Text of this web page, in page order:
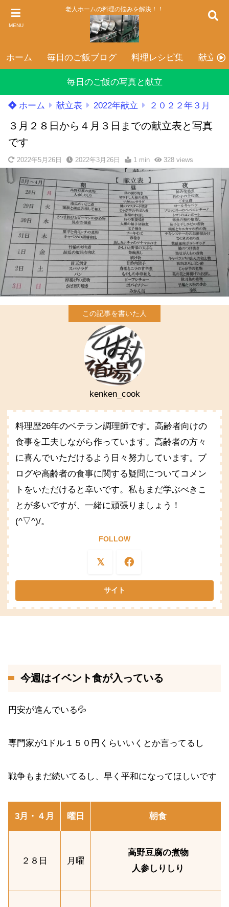
MENU
老人ホームの料理の悩みを解決！！
ホーム 毎日のご飯ブログ 料理レシピ集 献立表
毎日のご飯の写真と献立
ホーム 献立表 2022年献立 ２０２２年３月
３月２８日から４月３日までの献立表と写真
です
2022年5月26日 2022年3月26日 1 min 328views
kenken_cook
料理歴26年のベテラン調理師です。高齢者向けの
食事を工夫しながら作っています。高齢者の方々
に喜んでいただけるよう日々努力しています。ブ
ログや高齢者の食事に関する疑問についてコメン
トをいただけると幸いです。私もまだ学ぶべきこ
とが多いですが、一緒に頑張りましょう！
(^▽^)/。
FOLLOW
今週はイベント食が入っている
円安が進んでいる💦
専門家が1ドル１５０円くらいいくとか言ってるし
戦争もまだ続いてるし、早く平和になってほしいです
3月・４月 曜日 朝食
２８日 月曜
高野豆腐の煮物
人参しりしり